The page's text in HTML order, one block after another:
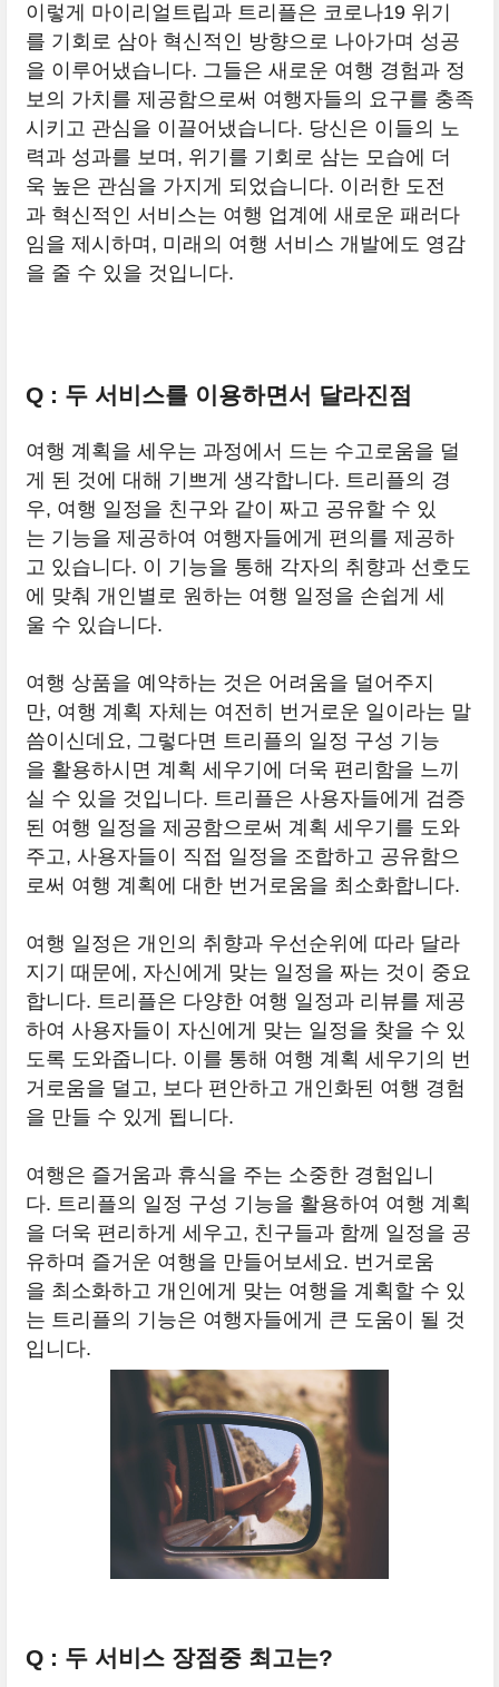
이렇게 마이리얼트립과 트리플은 코로나19 위기
를 기회로 삼아 혁신적인 방향으로 나아가며 성공
을 이루어냈습니다. 그들은 새로운 여행 경험과 정
보의 가치를 제공함으로써 여행자들의 요구를 충족
시키고 관심을 이끌어냈습니다. 당신은 이들의 노
력과 성과를 보며, 위기를 기회로 삼는 모습에 더
욱 높은 관심을 가지게 되었습니다. 이러한 도전
과 혁신적인 서비스는 여행 업계에 새로운 패러다
임을 제시하며, 미래의 여행 서비스 개발에도 영감
을 줄 수 있을 것입니다.
Q : 두 서비스를 이용하면서 달라진점
여행 계획을 세우는 과정에서 드는 수고로움을 덜
게 된 것에 대해 기쁘게 생각합니다. 트리플의 경
우, 여행 일정을 친구와 같이 짜고 공유할 수 있
는 기능을 제공하여 여행자들에게 편의를 제공하
고 있습니다. 이 기능을 통해 각자의 취향과 선호도
에 맞춰 개인별로 원하는 여행 일정을 손쉽게 세
울 수 있습니다.
여행 상품을 예약하는 것은 어려움을 덜어주지
만, 여행 계획 자체는 여전히 번거로운 일이라는 말
씀이신데요, 그렇다면 트리플의 일정 구성 기능
을 활용하시면 계획 세우기에 더욱 편리함을 느끼
실 수 있을 것입니다. 트리플은 사용자들에게 검증
된 여행 일정을 제공함으로써 계획 세우기를 도와
주고, 사용자들이 직접 일정을 조합하고 공유함으
로써 여행 계획에 대한 번거로움을 최소화합니다.
여행 일정은 개인의 취향과 우선순위에 따라 달라
지기 때문에, 자신에게 맞는 일정을 짜는 것이 중요
합니다. 트리플은 다양한 여행 일정과 리뷰를 제공
하여 사용자들이 자신에게 맞는 일정을 찾을 수 있
도록 도와줍니다. 이를 통해 여행 계획 세우기의 번
거로움을 덜고, 보다 편안하고 개인화된 여행 경험
을 만들 수 있게 됩니다.
여행은 즐거움과 휴식을 주는 소중한 경험입니
다. 트리플의 일정 구성 기능을 활용하여 여행 계획
을 더욱 편리하게 세우고, 친구들과 함께 일정을 공
유하며 즐거운 여행을 만들어보세요. 번거로움
을 최소화하고 개인에게 맞는 여행을 계획할 수 있
는 트리플의 기능은 여행자들에게 큰 도움이 될 것
입니다.
Q : 두 서비스 장점중 최고는?